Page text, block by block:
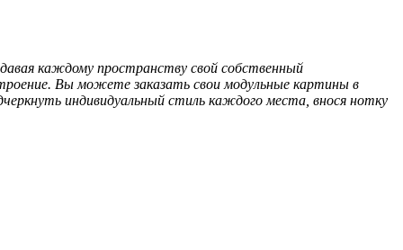
каждому пространству свой собственный
Вы можете заказать свои модульные картины в
индивидуальный стиль каждого места, внося нотку